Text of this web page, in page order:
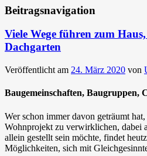
Beitragsnavigation
Viele Wege führen zum
Dachgarten
Veröffentlicht am 24. März 2020 von
Baugemeinschaften, Baugruppen,
Wer schon immer davon geträumt
Wohnprojekt zu verwirklichen, dabei
allein gestellt sein möchte, findet
Möglichkeiten, sich mit